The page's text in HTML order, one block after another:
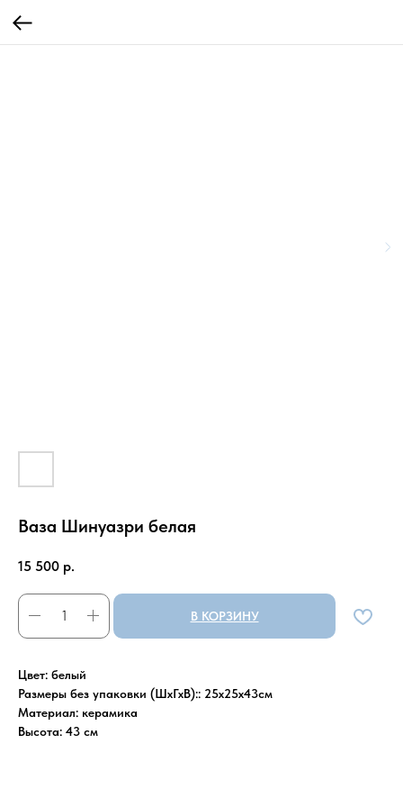
Ваза Шинуазри белая
15 500 р.
В КОРЗИНУ
Цвет: белый
Размеры без упаковки (ШхГхВ):: 25х25х43см
Материал: керамика
Высота: 43 см